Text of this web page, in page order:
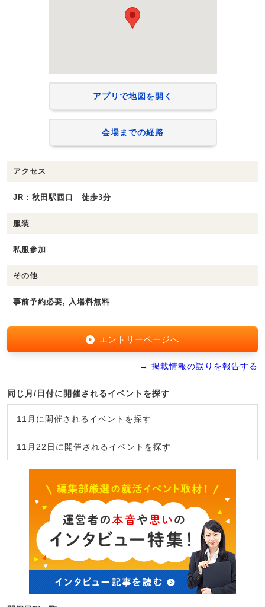
アプリで地図を開く
会場までの経路
アクセス
JR：秋田駅西口 徒歩3分
服装
私服参加
その他
事前予約必要, 入場料無料
エントリーページへ
→ 掲載情報の誤りを報告する
同じ月/日付に開催されるイベントを探す
11月に開催されるイベントを探す
11月22日に開催されるイベントを探す